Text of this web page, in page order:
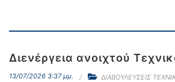
Διενέργεια ανοιχτού
13/07/2026 3:37 μμ. ΔΙΑΒΟΥΛΕΥΣΕΙΣ